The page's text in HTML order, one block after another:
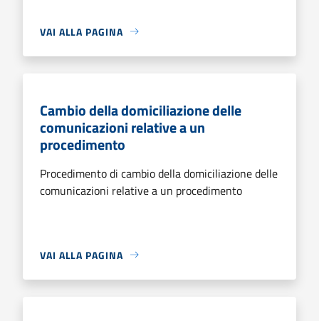
VAI ALLA PAGINA
Cambio della domiciliazione delle
comunicazioni relative a un
procedimento
Procedimento di cambio della domiciliazione delle
comunicazioni relative a un procedimento
VAI ALLA PAGINA